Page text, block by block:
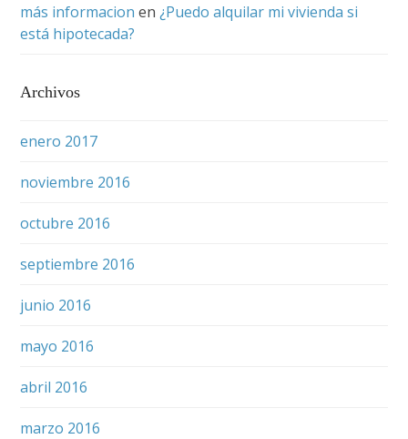
más informacion en¿Puedo alquilar mi vivienda si
está hipotecada?
Archivos
enero 2017
noviembre 2016
octubre 2016
septiembre 2016
junio 2016
mayo 2016
abril 2016
marzo 2016